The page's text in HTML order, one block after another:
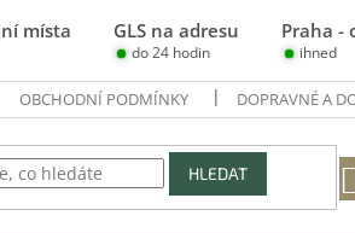
místa GLS na adresu Praha -
do 24 hodin ihned
OBCHODNÍ PODMÍNKY DOPRAVNÉ A
HLEDAT